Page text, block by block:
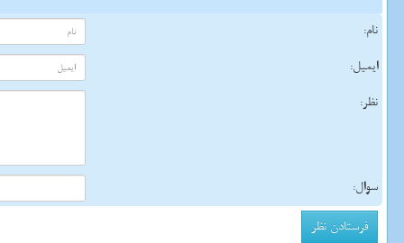
نام:
ایمیل:
نظر:
سوال: